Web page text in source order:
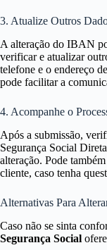
3. Atualize Outros
A alteração do IBAN
verificar e atualizar
telefone e o endereço
pode facilitar a
4. Acompanhe o
Após a submissão,
Segurança Social
alteração. Pode
cliente, caso tenha
Alternativas Para
Caso não se sinta
Segurança Social